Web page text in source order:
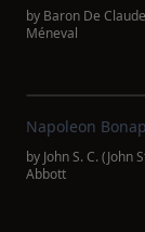
by Baron De
Méneval
Napoleon
by John S. C. (John
Abbott